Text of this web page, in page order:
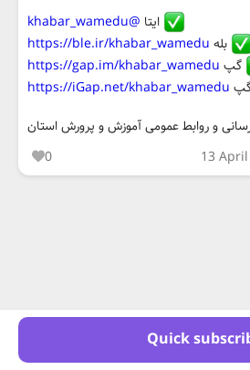
Quick
ایتا @khabar_wamedu
بله https://ble.ir/khabar_wamedu
گپ https://gap.im/khabar_wamedu
https://iGap.net/khabar_wamedu
رسانی و روابط عمومی آموزش و پرورش استان
0
13